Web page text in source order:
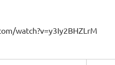
watch?v=y3Iy2BHZLrM